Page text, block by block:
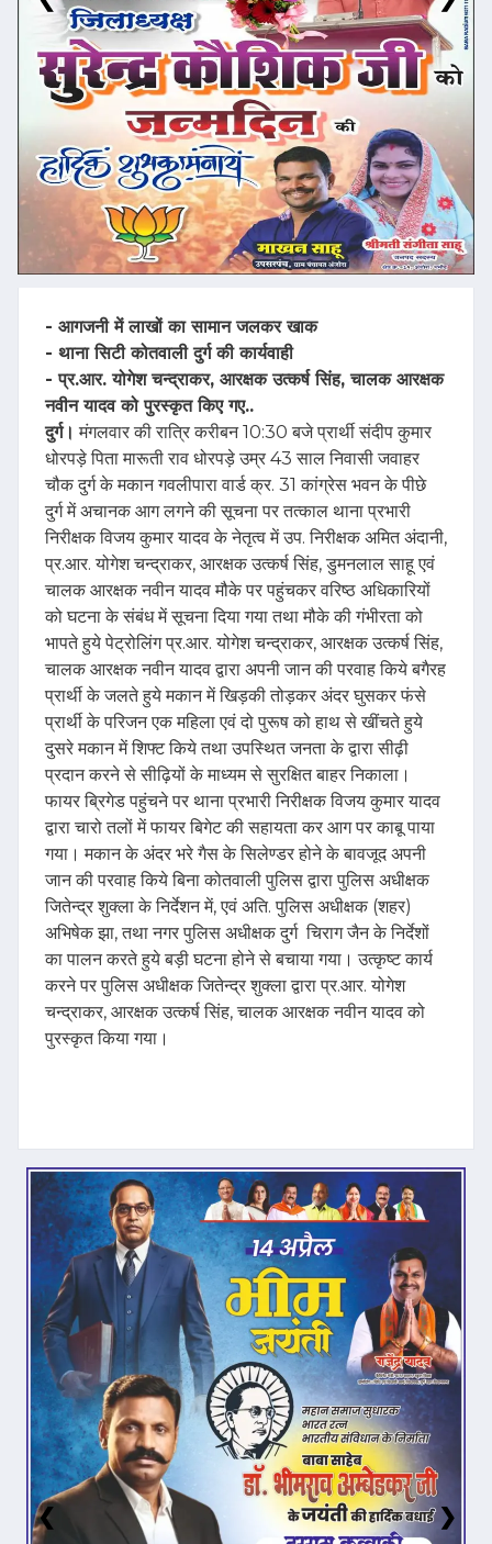
- आगजनी में लाखों का सामान जलकर खाक
- थाना सिटी कोतवाली दुर्ग की कार्यवाही
- प्र.आर. योगेश चन्द्राकर, आरक्षक उत्कर्ष सिंह, चालक आरक्षक
नवीन यादव को पुरस्कृत किए गए..
दुर्ग। मंगलवार की रात्रि करीबन 10:30 बजे प्रार्थी संदीप कुमार
धोरपड़े पिता मारूती राव धोरपड़े उम्र 43 साल निवासी जवाहर
चौक दुर्ग के मकान गवलीपारा वार्ड क्र. 31 कांग्रेस भवन के पीछे
दुर्ग में अचानक आग लगने की सूचना पर तत्काल थाना प्रभारी
निरीक्षक विजय कुमार यादव के नेतृत्व में उप. निरीक्षक अमित अंदानी,
प्र.आर. योगेश चन्द्राकर, आरक्षक उत्कर्ष सिंह, डुमनलाल साहू एवं
चालक आरक्षक नवीन यादव मौके पर पहुंचकर वरिष्ठ अधिकारियों
को घटना के संबंध में सूचना दिया गया तथा मौके की गंभीरता को
भापते हुये पेट्रोलिंग प्र.आर. योगेश चन्द्राकर, आरक्षक उत्कर्ष सिंह,
चालक आरक्षक नवीन यादव द्वारा अपनी जान की परवाह किये बगैरह
प्रार्थी के जलते हुये मकान में खिड़की तोड़कर अंदर घुसकर फंसे
प्रार्थी के परिजन एक महिला एवं दो पुरूष को हाथ से खींचते हुये
दुसरे मकान में शिफ्ट किये तथा उपस्थित जनता के द्वारा सीढ़ी
प्रदान करने से सीढ़ियों के माध्यम से सुरक्षित बाहर निकाला।
फायर ब्रिगेड पहुंचने पर थाना प्रभारी निरीक्षक विजय कुमार यादव
द्वारा चारो तलों में फायर बिगेट की सहायता कर आग पर काबू पाया
गया। मकान के अंदर भरे गैस के सिलेण्डर होने के बावजूद अपनी
जान की परवाह किये बिना कोतवाली पुलिस द्वारा पुलिस अधीक्षक
जितेन्द्र शुक्ला के निर्देशन में, एवं अति. पुलिस अधीक्षक (शहर)
अभिषेक झा, तथा नगर पुलिस अधीक्षक दुर्ग चिराग जैन के निर्देशों
का पालन करते हुये बड़ी घटना होने से बचाया गया। उत्कृष्ट कार्य
करने पर पुलिस अधीक्षक जितेन्द्र शुक्ला द्वारा प्र.आर. योगेश
चन्द्राकर, आरक्षक उत्कर्ष सिंह, चालक आरक्षक नवीन यादव को
पुरस्कृत किया गया।
❮ ❯